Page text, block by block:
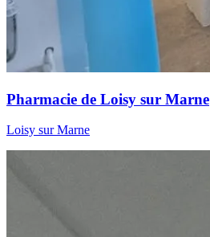
Pharmacie de Loisy sur Marne
Loisy sur Marne